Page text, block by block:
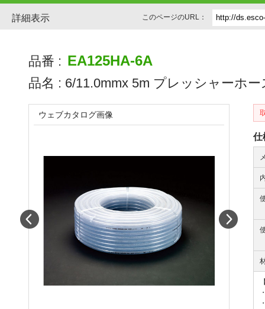
詳細表示 このページのURL：
品番 : EA125HA-6A
品名 : 6/11.0mmx 5m プレッシャーホー
仕
ウェブカタログ画像